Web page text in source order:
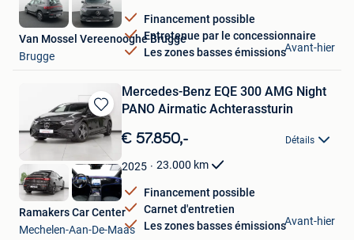
Financement possible
Entretenue par le concessionnaire
Les zones basses émissions
Van Mossel Vereenooghe Brugge
Brugge
Avant-hier
Sauvegarder
dans
Mes
Favoris
Mercedes-Benz EQE 300 AMG Night
PANO Airmatic Achterassturin
€ 57.850,- Détails
2025 23.000 km
Financement possible
Carnet d'entretien
Les zones basses émissions
Ramakers Car Center
Mechelen-Aan-De-Maas
Avant-hier